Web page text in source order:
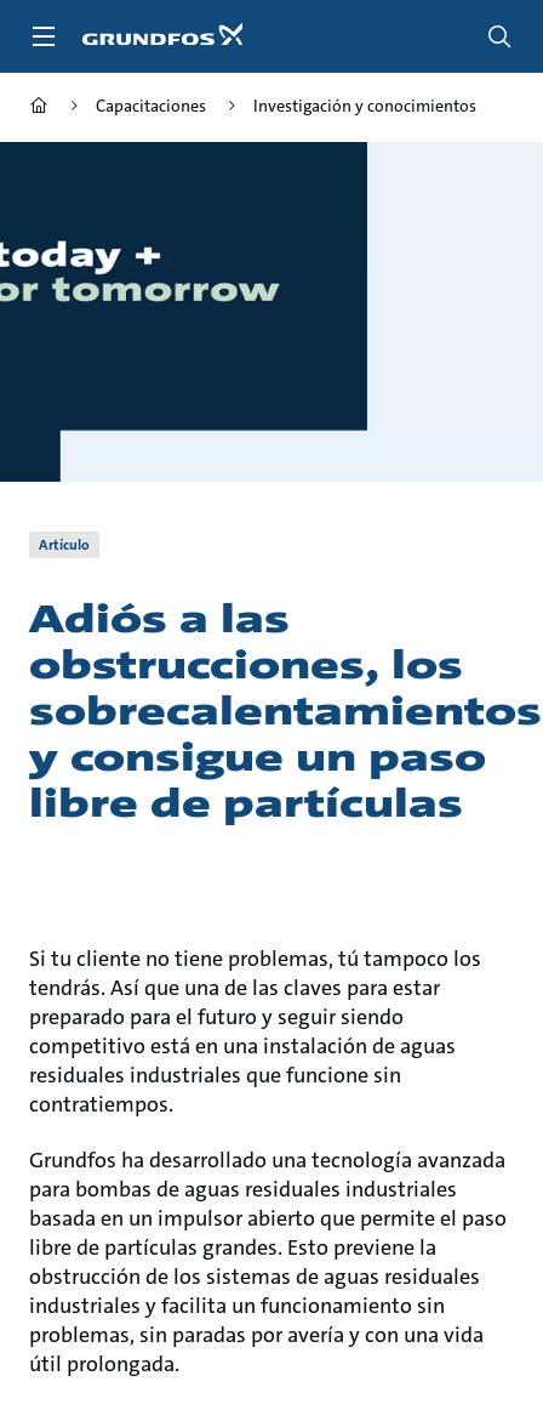
Capacitaciones Investigación y conocimientos
Artículo
Adiós a las
obstrucciones, los
sobrecalentamientos
y consigue un paso
libre de partículas
Si tu cliente no tiene problemas, tú tampoco los
tendrás. Así que una de las claves para estar
preparado para el futuro y seguir siendo
competitivo está en una instalación de aguas
residuales industriales que funcione sin
contratiempos.
Grundfos ha desarrollado una tecnología avanzada
para bombas de aguas residuales industriales
basada en un impulsor abierto que permite el paso
libre de partículas grandes. Esto previene la
obstrucción de los sistemas de aguas residuales
industriales y facilita un funcionamiento sin
problemas, sin paradas por avería y con una vida
útil prolongada.